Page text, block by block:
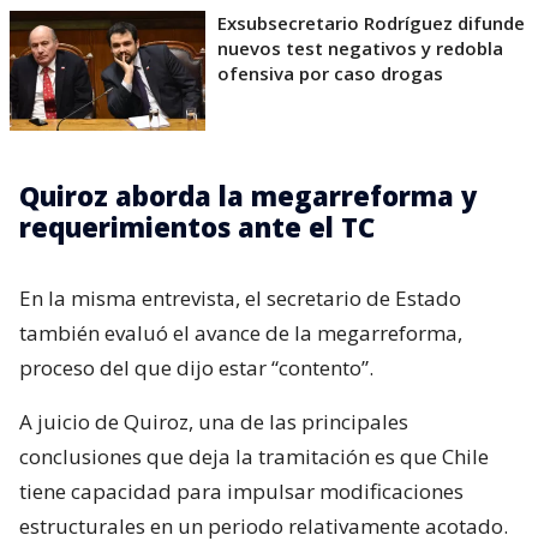
Exsubsecretario Rodríguez difunde
nuevos test negativos y redobla
ofensiva por caso drogas
Quiroz aborda la megarreforma y
requerimientos ante el TC
En la misma entrevista, el secretario de Estado
también evaluó el avance de la megarreforma,
proceso del que dijo estar “contento”.
A juicio de Quiroz, una de las principales
conclusiones que deja la tramitación es que Chile
tiene capacidad para impulsar modificaciones
estructurales en un periodo relativamente acotado.